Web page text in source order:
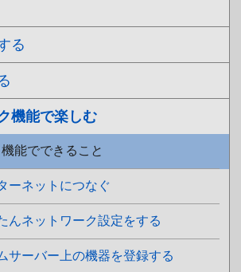
る
機能で楽しむ
能でできること
ーネットにつなぐ
んネットワーク設定をする
サーバー上の機器を登録する